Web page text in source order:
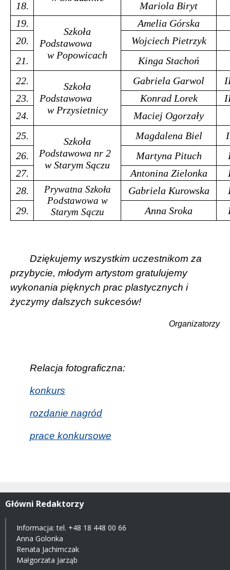
18. Mariola Biryt
19.
Szkoła
Podstawowa
w Popowicach
Amelia Górska
20.
Wojciech Pietrzyk
21.
Kinga Stachoń
22.
Szkoła
Podstawowa
w Przysietnicy
Gabriela Garwol
23.
Konrad Lorek
24.
Maciej Ogorzały
25.
Szkoła
Podstawowa nr 2
w Starym Sączu
Magdalena Biel
26.
Martyna Pituch
27.
Antonina Zielonka
28.
Prywatna Szkoła
Podstawowa w
Starym Sączu
Gabriela Kurowska
29.
Anna Sroka
Dziękujemy wszystkim uczestnikom za
przybycie, młodym artystom gratulujemy
wykonania pięknych prac plastycznych i
życzymy dalszych sukcesów!
Organizatorzy
Relacja fotograficzna:
konkurs
rozdanie nagród
prace konkursowe
Główni Redaktorzy
Informacja: tel. +48 18 448 00 66
Anna Golonka
Renata Jachimczak
Małgorzata Jarząb